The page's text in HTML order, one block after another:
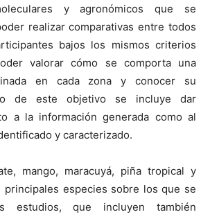
y agronómicos que se
realizar comparativas entre todos
bajos los mismos criterios
valorar cómo se comporta una
en cada zona y conocer su
de este objetivo se incluye dar
a la información generada como al
y caracterizado.
mango, maracuyá, piña tropical y
principales especies sobre los que se
estudios, que incluyen también